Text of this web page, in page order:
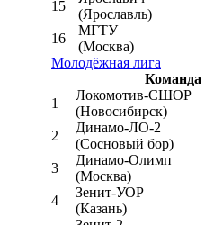
15
(Ярославль)
16
МГТУ
(Москва)
Молодёжная лига
Команда
1
Локомотив-CШОР
(Новосибирск)
2
Динамо-ЛО-2
(Сосновый бор)
3
Динамо-Олимп
(Москва)
4
Зенит-УОР
(Казань)